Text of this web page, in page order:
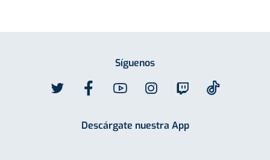
Síguenos
Descárgate nuestra App